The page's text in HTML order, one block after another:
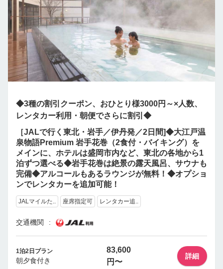
◆3種の割引クーポン、おひとり様3000円～×人数、
レンタカー利用・朝便でさらに割引◆
［JALで行く東北・岩手／伊丹発／2日間]◆大江戸温
泉物語Premium 岩手花巻（2食付・バイキング）を
メインに、ホテルは盛岡市内など、東北の各地から1
泊ずつ選べる◆岩手花巻は絶景の露天風呂、サウナも
完備◆アルコールもあるラウンジが無料！◆オプショ
ンでレンタカーを追加可能！
JALマイルた.. 座席指定可 レンタカー追..
交通機関
1泊2日プラン
朝夕食付き
83,600
円〜
詳細